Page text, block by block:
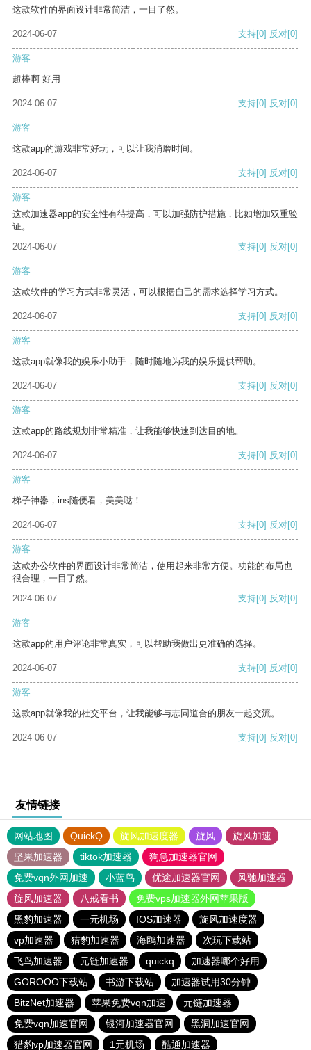
这款软件的界面设计非常简洁，一目了然。
2024-06-07 支持[0] 反对[0]
游客
超棒啊 好用
2024-06-07 支持[0] 反对[0]
游客
这款app的游戏非常好玩，可以让我消磨时间。
2024-06-07 支持[0] 反对[0]
游客
这款加速器app的安全性有待提高，可以加强防护措施，比如增加双重验
证。
2024-06-07
支持[0] 反对[0]
游客
这款软件的学习方式非常灵活，可以根据自己的需求选择学习方式。
2024-06-07 支持[0] 反对[0]
游客
这款app就像我的娱乐小助手，随时随地为我的娱乐提供帮助。
2024-06-07 支持[0] 反对[0]
游客
这款app的路线规划非常精准，让我能够快速到达目的地。
2024-06-07 支持[0] 反对[0]
游客
梯子神器，ins随便看，美美哒！
2024-06-07 支持[0] 反对[0]
游客
这款办公软件的界面设计非常简洁，使用起来非常方便。功能的布局也
很合理，一目了然。
2024-06-07
支持[0] 反对[0]
游客
这款app的用户评论非常真实，可以帮助我做出更准确的选择。
2024-06-07 支持[0] 反对[0]
游客
这款app就像我的社交平台，让我能够与志同道合的朋友一起交流。
2024-06-07 支持[0] 反对[0]
友情链接
网站地图 QuickQ 旋风加速度器 旋风
旋风加速
坚果加速器
tiktok加速器
狗急加速器官网
免费vqn外网加速
小蓝鸟 优途加速器官网
风驰加速器
旋风加速器
八戒看书
免费vps加速器外网苹果版
黑豹加速器
一元机场 IOS加速器
旋风加速度器
vp加速器
猎豹加速器 海鸥加速器
次玩下载站
飞鸟加速器
元链加速器 quickq
加速器哪个好用
GOROOO下载站
书游下载站
加速器试用30分钟
BitzNet加速器
苹果免费vqn加速
元链加速器
免费vqn加速官网
银河加速器官网
黑洞加速官网
猎豹vp加速器官网
1元机场 酷通加速器